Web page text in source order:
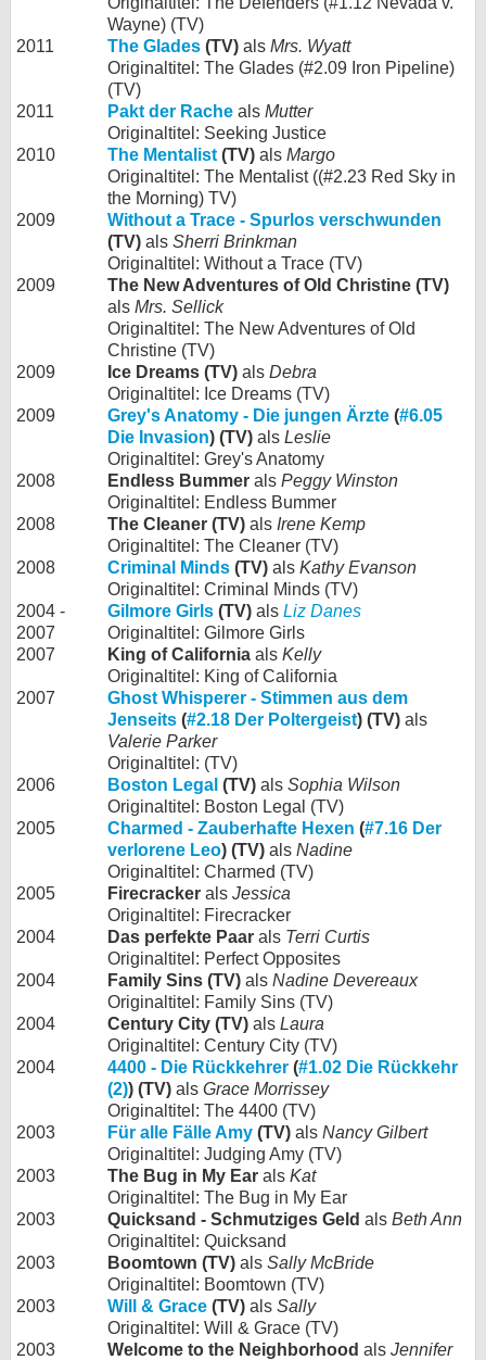
Wayne) (TV)
2011
The Glades (TV) als Mrs. Wyatt
Originaltitel: The Glades (#2.09 Iron Pipeline)
(TV)
2011
Pakt der Rache als Mutter
Originaltitel: Seeking Justice
2010
The Mentalist (TV) als Margo
Originaltitel: The Mentalist ((#2.23 Red Sky in
the Morning) TV)
2009
Without a Trace - Spurlos verschwunden
(TV) als Sherri Brinkman
Originaltitel: Without a Trace (TV)
2009
The New Adventures of Old Christine (TV)
als Mrs. Sellick
Originaltitel: The New Adventures of Old
Christine (TV)
2009
Ice Dreams (TV) als Debra
Originaltitel: Ice Dreams (TV)
2009
Grey's Anatomy - Die jungen Ärzte (#6.05
Die Invasion) (TV) als Leslie
Originaltitel: Grey's Anatomy
2008
Endless Bummer als Peggy Winston
Originaltitel: Endless Bummer
2008
The Cleaner (TV) als Irene Kemp
Originaltitel: The Cleaner (TV)
2008
Criminal Minds (TV) als Kathy Evanson
Originaltitel: Criminal Minds (TV)
2004 -
2007
Gilmore Girls (TV) als Liz Danes
Originaltitel: Gilmore Girls
2007
King of California als Kelly
Originaltitel: King of California
2007
Ghost Whisperer - Stimmen aus dem
Jenseits (#2.18 Der Poltergeist) (TV) als
Valerie Parker
Originaltitel: (TV)
2006
Boston Legal (TV) als Sophia Wilson
Originaltitel: Boston Legal (TV)
2005
Charmed - Zauberhafte Hexen (#7.16 Der
verlorene Leo) (TV) als Nadine
Originaltitel: Charmed (TV)
2005
Firecracker als Jessica
Originaltitel: Firecracker
2004
Das perfekte Paar als Terri Curtis
Originaltitel: Perfect Opposites
2004
Family Sins (TV) als Nadine Devereaux
Originaltitel: Family Sins (TV)
2004
Century City (TV) als Laura
Originaltitel: Century City (TV)
2004
4400 - Die Rückkehrer (#1.02 Die Rückkehr
(2)) (TV) als Grace Morrissey
Originaltitel: The 4400 (TV)
2003
Für alle Fälle Amy (TV) als Nancy Gilbert
Originaltitel: Judging Amy (TV)
2003
The Bug in My Ear als Kat
Originaltitel: The Bug in My Ear
2003
Quicksand - Schmutziges Geld als Beth Ann
Originaltitel: Quicksand
2003
Boomtown (TV) als Sally McBride
Originaltitel: Boomtown (TV)
2003
Will & Grace (TV) als Sally
Originaltitel: Will & Grace (TV)
2003
Welcome to the Neighborhood als Jennifer